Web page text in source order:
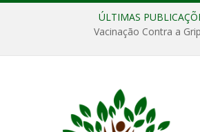
ÚLTIMAS
Vacinação Contra a